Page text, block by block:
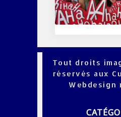
Tout droits
réservés aux
Webdesign